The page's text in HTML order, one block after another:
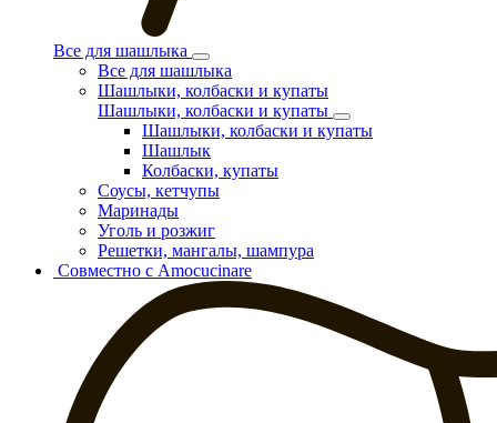
Все для шашлыка
Все для шашлыка
Шашлыки, колбаски и купаты
Шашлыки, колбаски и купаты
Шашлыки, колбаски и купаты
Шашлык
Колбаски, купаты
Соусы, кетчупы
Маринады
Уголь и розжиг
Решетки, мангалы, шампура
Совместно с Amocucinare